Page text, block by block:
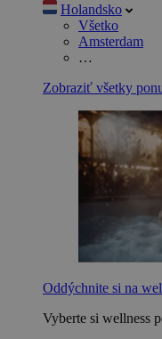
Holandsko
Všetko
Amsterdam
…
Zobraziť všetky
Oddýchnite si na
Vyberte si wellness